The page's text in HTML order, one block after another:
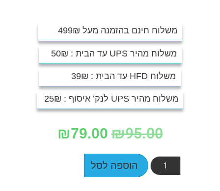
משלוח חינם בהזמנה מעל 499₪
משלוח מהיר UPS עד הבית : 50₪
משלוח HFD עד הבית : 39₪
משלוח מהיר UPS לנק’ איסוף : 25₪
₪95.00
₪79.00
הוספה לסל